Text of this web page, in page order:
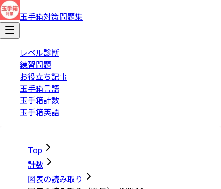
玉手箱対策問題集
レベル診断
練習問題
お役立ち記事
玉手箱言語
玉手箱計数
玉手箱英語
Top
計数
図表の読み取り